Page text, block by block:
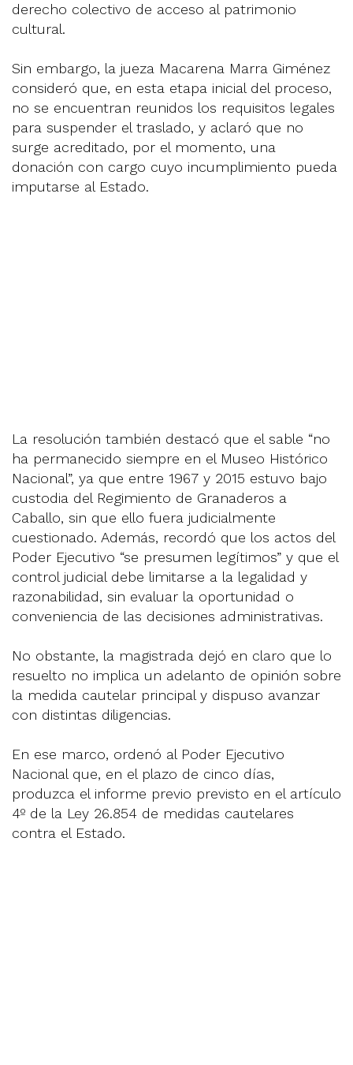
derecho colectivo de acceso al patrimonio
cultural.
Sin embargo, la jueza Macarena Marra Giménez
consideró que, en esta etapa inicial del proceso,
no se encuentran reunidos los requisitos legales
para suspender el traslado, y aclaró que no
surge acreditado, por el momento, una
donación con cargo cuyo incumplimiento pueda
imputarse al Estado.
La resolución también destacó que el sable “no
ha permanecido siempre en el Museo Histórico
Nacional”, ya que entre 1967 y 2015 estuvo bajo
custodia del Regimiento de Granaderos a
Caballo, sin que ello fuera judicialmente
cuestionado. Además, recordó que los actos del
Poder Ejecutivo “se presumen legítimos” y que el
control judicial debe limitarse a la legalidad y
razonabilidad, sin evaluar la oportunidad o
conveniencia de las decisiones administrativas.
No obstante, la magistrada dejó en claro que lo
resuelto no implica un adelanto de opinión sobre
la medida cautelar principal y dispuso avanzar
con distintas diligencias.
En ese marco, ordenó al Poder Ejecutivo
Nacional que, en el plazo de cinco días,
produzca el informe previo previsto en el artículo
4º de la Ley 26.854 de medidas cautelares
contra el Estado.